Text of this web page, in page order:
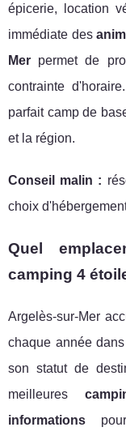
épicerie, location
immédiate des
Mer permet de
contrainte
parfait camp de
et la région.
Conseil malin :
choix
Quel
camping 4
Argelès-sur-Mer
chaque année
son statut de
meilleures
informations